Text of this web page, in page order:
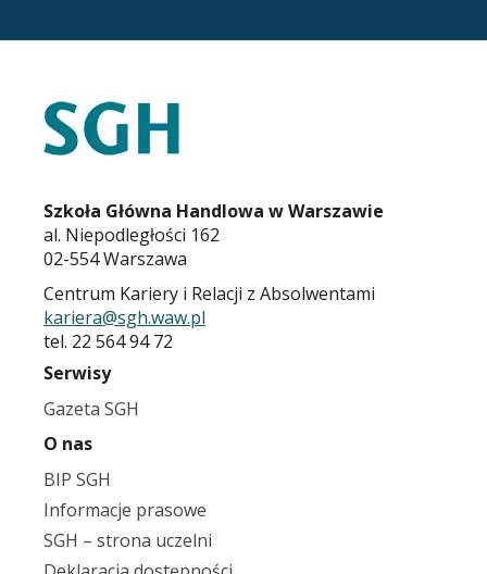
Szkoła Główna Handlowa w Warszawie
al. Niepodległości 162
02-554 Warszawa
Centrum Kariery i Relacji z Absolwentami
kariera@sgh.waw.pl
tel. 22 564 94 72
Serwisy
Gazeta SGH
O nas
BIP SGH
Informacje prasowe
SGH – strona uczelni